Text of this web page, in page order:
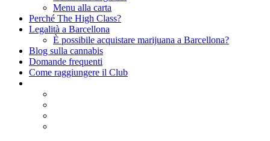
Menu alla carta
Perché The High Class?
Legalità a Barcellona
È possibile acquistare marijuana a Barcellona?
Blog sulla cannabis
Domande frequenti
Come raggiungere il Club